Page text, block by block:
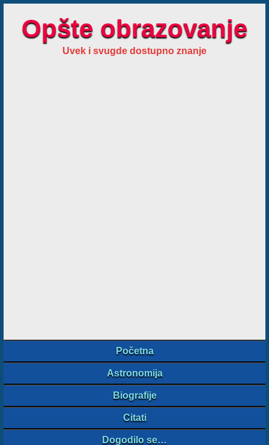
Opšte obrazovanje
Uvek i svugde dostupno znanje
Početna
Astronomija
Biografije
Citati
Dogodilo se…